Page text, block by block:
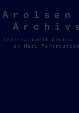
Arolsen
Archives